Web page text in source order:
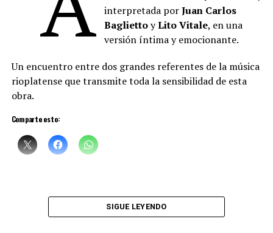
artista plásticoDaniel Santoro .
Denise Sciammarella(investigación y voz)
interpretada porJuan Carlos
BagliettoyLito Vitale, en una
versión íntima y emocionante.
Un encuentro entre dos grandes referentes de la música
rioplatense que transmite toda la sensibilidad de esta
obra.
Comparte esto:
SIGUE LEYENDO